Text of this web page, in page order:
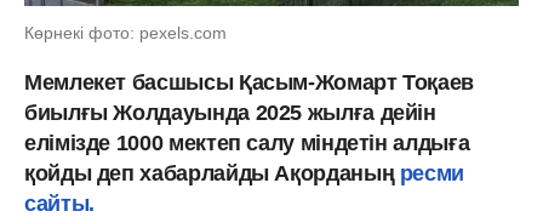
Көрнекі фото: pexels.com
Мемлекет басшысы Қасым-Жомарт Тоқаев
биылғы Жолдауында 2025 жылға дейін
елімізде 1000 мектеп салу міндетін алдыға
қойды деп хабарлайды Ақорданың ресми
сайты.